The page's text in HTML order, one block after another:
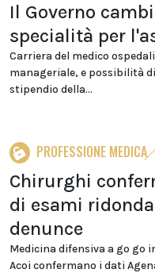
Il Governo
specialità per
Carriera del medico
manageriale, e possibilità
stipendio della...
PROFESSIONE MEDICA
Chirurghi
di esami
denunce
Medicina difensiva a go go
Acoi confermano i dati